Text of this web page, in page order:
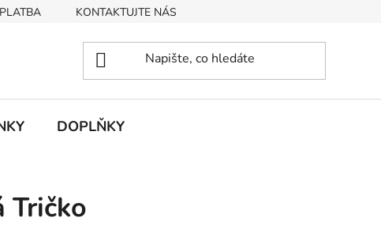
KONTAKTUJTE NÁS
DOPLŇKY
Tričko